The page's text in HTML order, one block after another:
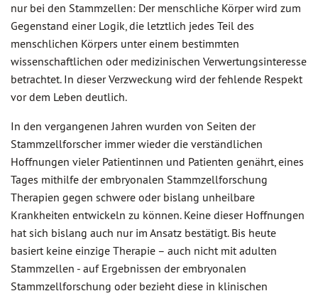
nur bei den Stammzellen: Der menschliche Körper wird zum
Gegenstand einer Logik, die letztlich jedes Teil des
menschlichen Körpers unter einem bestimmten
wissenschaftlichen oder medizinischen Verwertungsinteresse
betrachtet. In dieser Verzweckung wird der fehlende Respekt
vor dem Leben deutlich.
In den vergangenen Jahren wurden von Seiten der
Stammzellforscher immer wieder die verständlichen
Hoffnungen vieler Patientinnen und Patienten genährt, eines
Tages mithilfe der embryonalen Stammzellforschung
Therapien gegen schwere oder bislang unheilbare
Krankheiten entwickeln zu können. Keine dieser Hoffnungen
hat sich bislang auch nur im Ansatz bestätigt. Bis heute
basiert keine einzige Therapie – auch nicht mit adulten
Stammzellen - auf Ergebnissen der embryonalen
Stammzellforschung oder bezieht diese in klinischen